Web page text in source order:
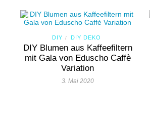
DIY / DIY DEKO
DIY Blumen aus Kaffeefiltern
mit Gala von Eduscho Caffè
Variation
3. Mai 2020